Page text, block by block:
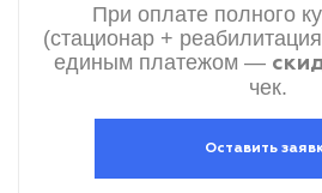
При оплате полного
(стационар +
единым платежом —
чек.
Оставить